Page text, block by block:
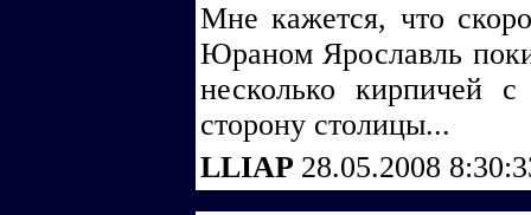
Мне кажется, что
Юраном Ярославль
несколько кирпичей
сторону столицы...
LLIAP 28.05.2008